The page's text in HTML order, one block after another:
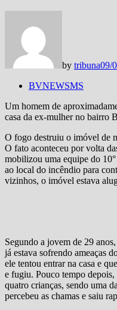
by tribuna09/
BVNEWSMS
Um homem de
casa da ex-mulher no bairro
O fogo destruiu o imóvel de
O fato aconteceu por volta
mobilizou uma equipe do
ao local do incêndio para
vizinhos, o imóvel estava
Segundo a jovem de 29
já estava sofrendo ameaças
ele tentou entrar na casa e
e fugiu. Pouco tempo depois,
quatro crianças, sendo uma
percebeu as chamas e saiu